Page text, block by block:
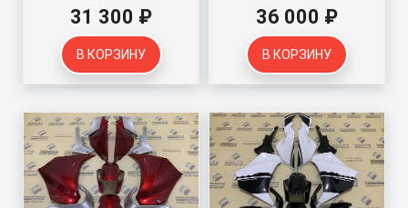
31 300 ₽
В КОРЗИНУ
36 000 ₽
В КОРЗИНУ